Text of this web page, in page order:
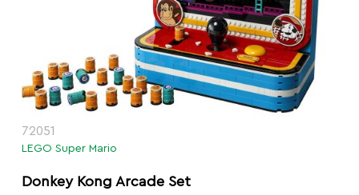
72051
LEGO Super Mario
Donkey Kong Arcade Set